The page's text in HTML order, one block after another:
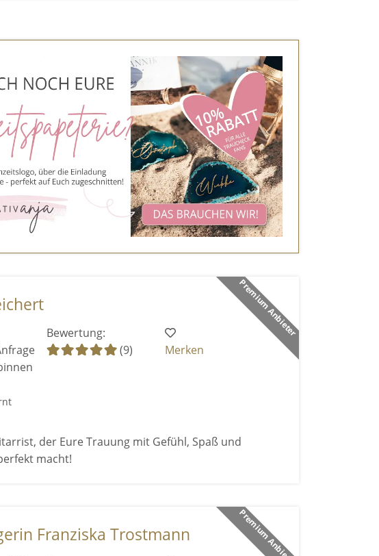
Premium Anbieter
Bewertung:
(9)
Merken
der Eure Trauung mit Gefühl, Spaß und
macht!
Premium Anbieter
Franziska Trostmann